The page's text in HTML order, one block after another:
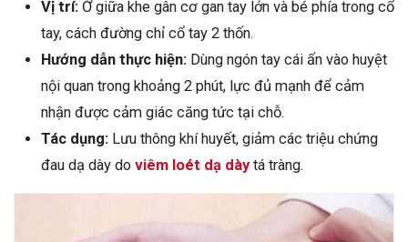
Vị trí: Ở giữa khe gân cơ gan tay lớn và bé phía trong cổ
tay, cách đường chỉ cổ tay 2 thốn.
Hướng dẫn thực hiện: Dùng ngón tay cái ấn vào huyệt
nội quan trong khoảng 2 phút, lực đủ mạnh để cảm
nhận được cảm giác căng tức tại chỗ.
Tác dụng: Lưu thông khí huyết, giảm các triệu chứng
đau dạ dày do viêm loét dạ dàytá tràng.